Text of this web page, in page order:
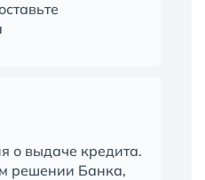
о выдаче кредита.
решении Банка,